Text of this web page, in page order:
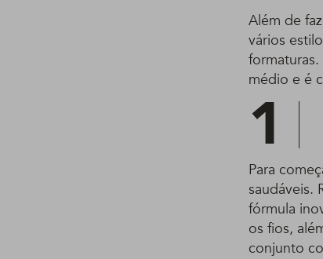
Além de
vários
médio e é
1
Para
saudáveis.
fórmula
os fios,
conjunto